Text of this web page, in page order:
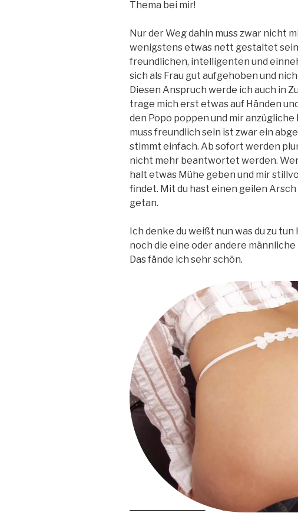
Thema bei mir!
Nur der Weg dahin muss zwar nicht
wenigstens etwas nett gestaltet
freundlichen, intelligenten und
sich als Frau gut aufgehoben und
Diesen Anspruch werde ich auch in
trage mich erst etwas auf Händen
den Popo poppen und mir
muss freundlich sein ist zwar ein
stimmt einfach. Ab sofort werden
nicht mehr beantwortet werden.
halt etwas Mühe geben und mir
findet. Mit du hast einen geilen
getan.
Ich denke du weißt nun was du zu
noch die eine oder andere
Das fände ich sehr schön.